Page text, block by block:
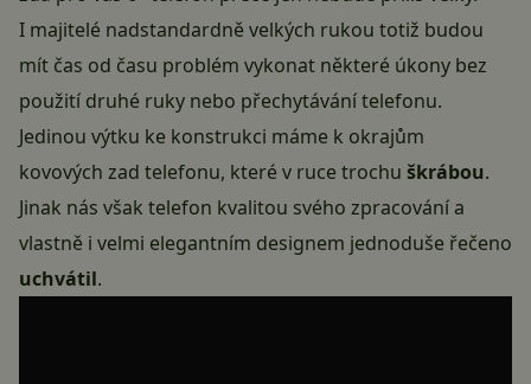
I majitelé nadstandardně velkých rukou totiž budou
mít čas od času problém vykonat některé úkony bez
použití druhé ruky nebo přechytávání telefonu.
Jedinou výtku ke konstrukci máme k okrajům
kovových zad telefonu, které v ruce trochu škrábou.
Jinak nás však telefon kvalitou svého zpracování a
vlastně i velmi elegantním designem jednoduše řečeno
uchvátil.